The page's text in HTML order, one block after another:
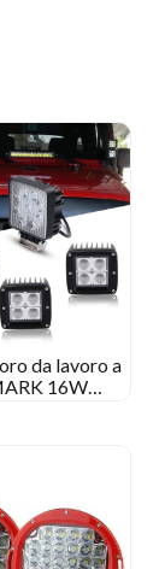
da lavoro a
16W